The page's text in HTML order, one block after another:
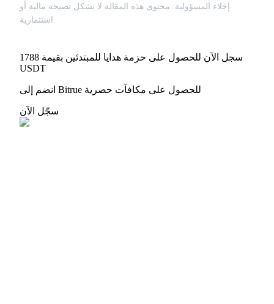
إخلاء المسؤولية: محتوى هذه المقالة لا يشكل نصيحة مالية أو
سجل الآن للحصول على حزمة هدايا للمبتدئين بقيمة 1788
USDT
انضم إلى Bitrue للحصول على مكافآت حصرية
سجّل الآن